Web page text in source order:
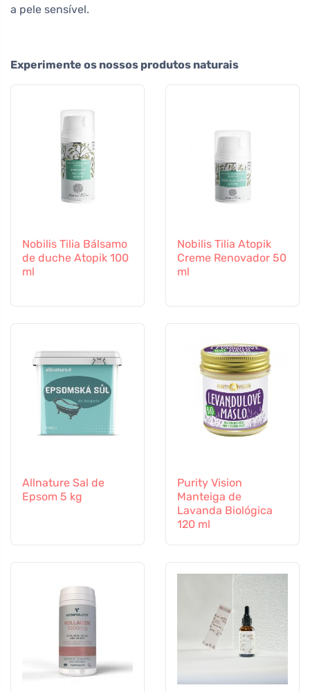
a pele sensível.
Experimente os nossos produtos naturais
Nobilis Tilia Bálsamo
de duche Atopik 100
ml
Nobilis Tilia Atopik
Creme Renovador 50
ml
Allnature Sal de
Epsom 5 kg
Purity Vision
Manteiga de
Lavanda Biológica
120 ml